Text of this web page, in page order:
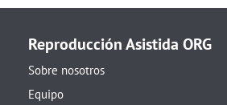
Reproducción Asistida ORG
Sobre nosotros
Equipo